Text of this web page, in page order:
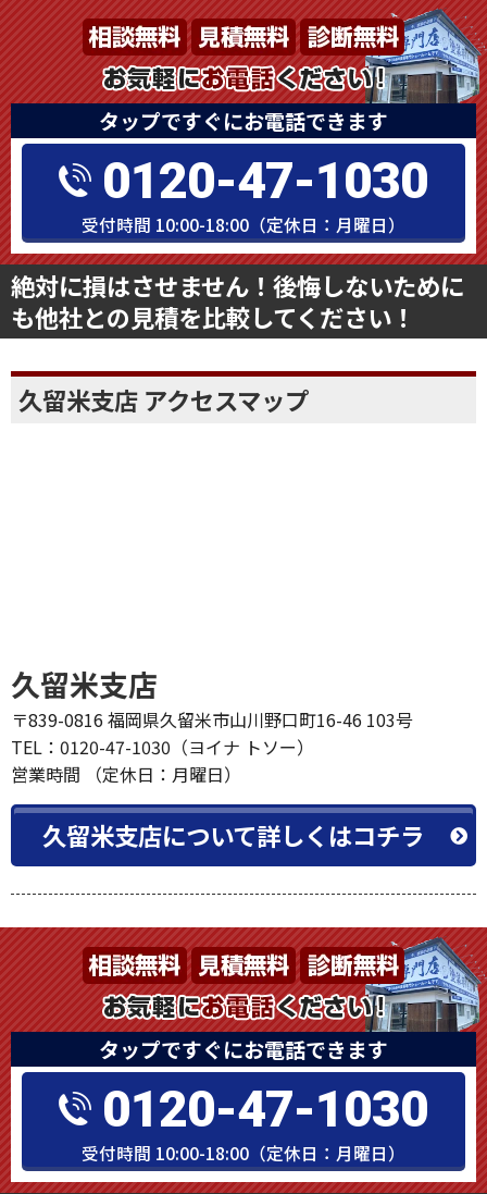
タップですぐにお電話できます
0120-47-1030
受付時間 10:00-18:00（定休日：月曜日）
絶対に損はさせません！後悔しないために
も他社との見積を比較してください！
久留米支店 アクセスマップ
久留米支店
〒839-0816 福岡県久留米市山川野口町16-46 103号
TEL：0120-47-1030（ヨイナ トソー）
営業時間 （定休日：月曜日）
久留米支店について詳しくはコチラ
タップですぐにお電話できます
0120-47-1030
受付時間 10:00-18:00（定休日：月曜日）